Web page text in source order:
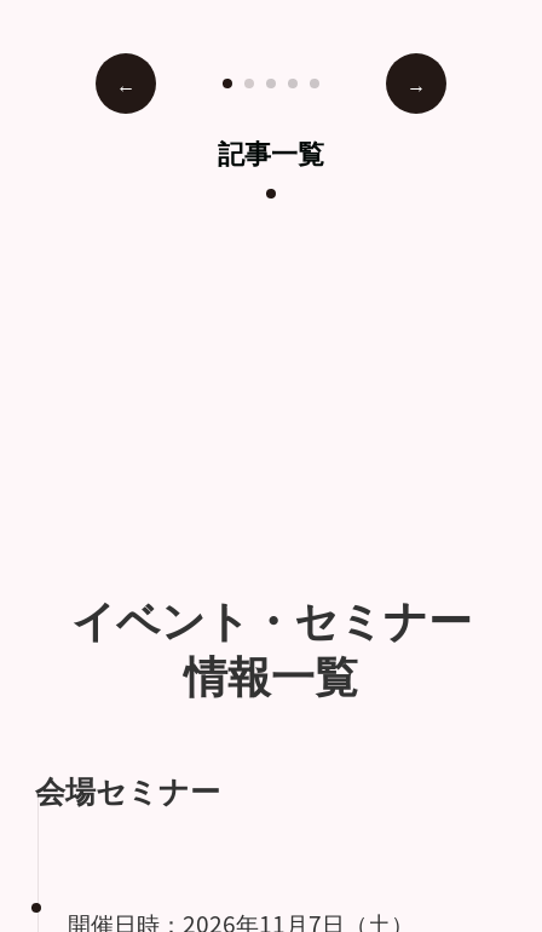
記事一覧
イベント・セミナー
情報一覧
会場セミナー
開催日時：2026年11月7日（土）